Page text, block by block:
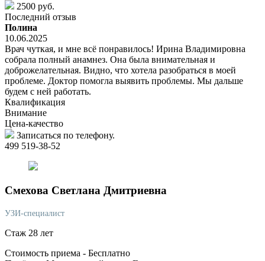
2500 руб.
Последний отзыв
Полина
10.06.2025
Врач чуткая, и мне всё понравилось! Ирина Владимировна
собрала полный анамнез. Она была внимательная и
доброжелательная. Видно, что хотела разобраться в моей
проблеме. Доктор помогла выявить проблемы. Мы дальше
будем с ней работать.
Квалификация
Внимание
Цена-качество
Записаться по телефону.
499 519-38-52
Смехова Светлана Дмитриевна
УЗИ-специалист
Стаж 28 лет
Стоимость приема - Бесплатно